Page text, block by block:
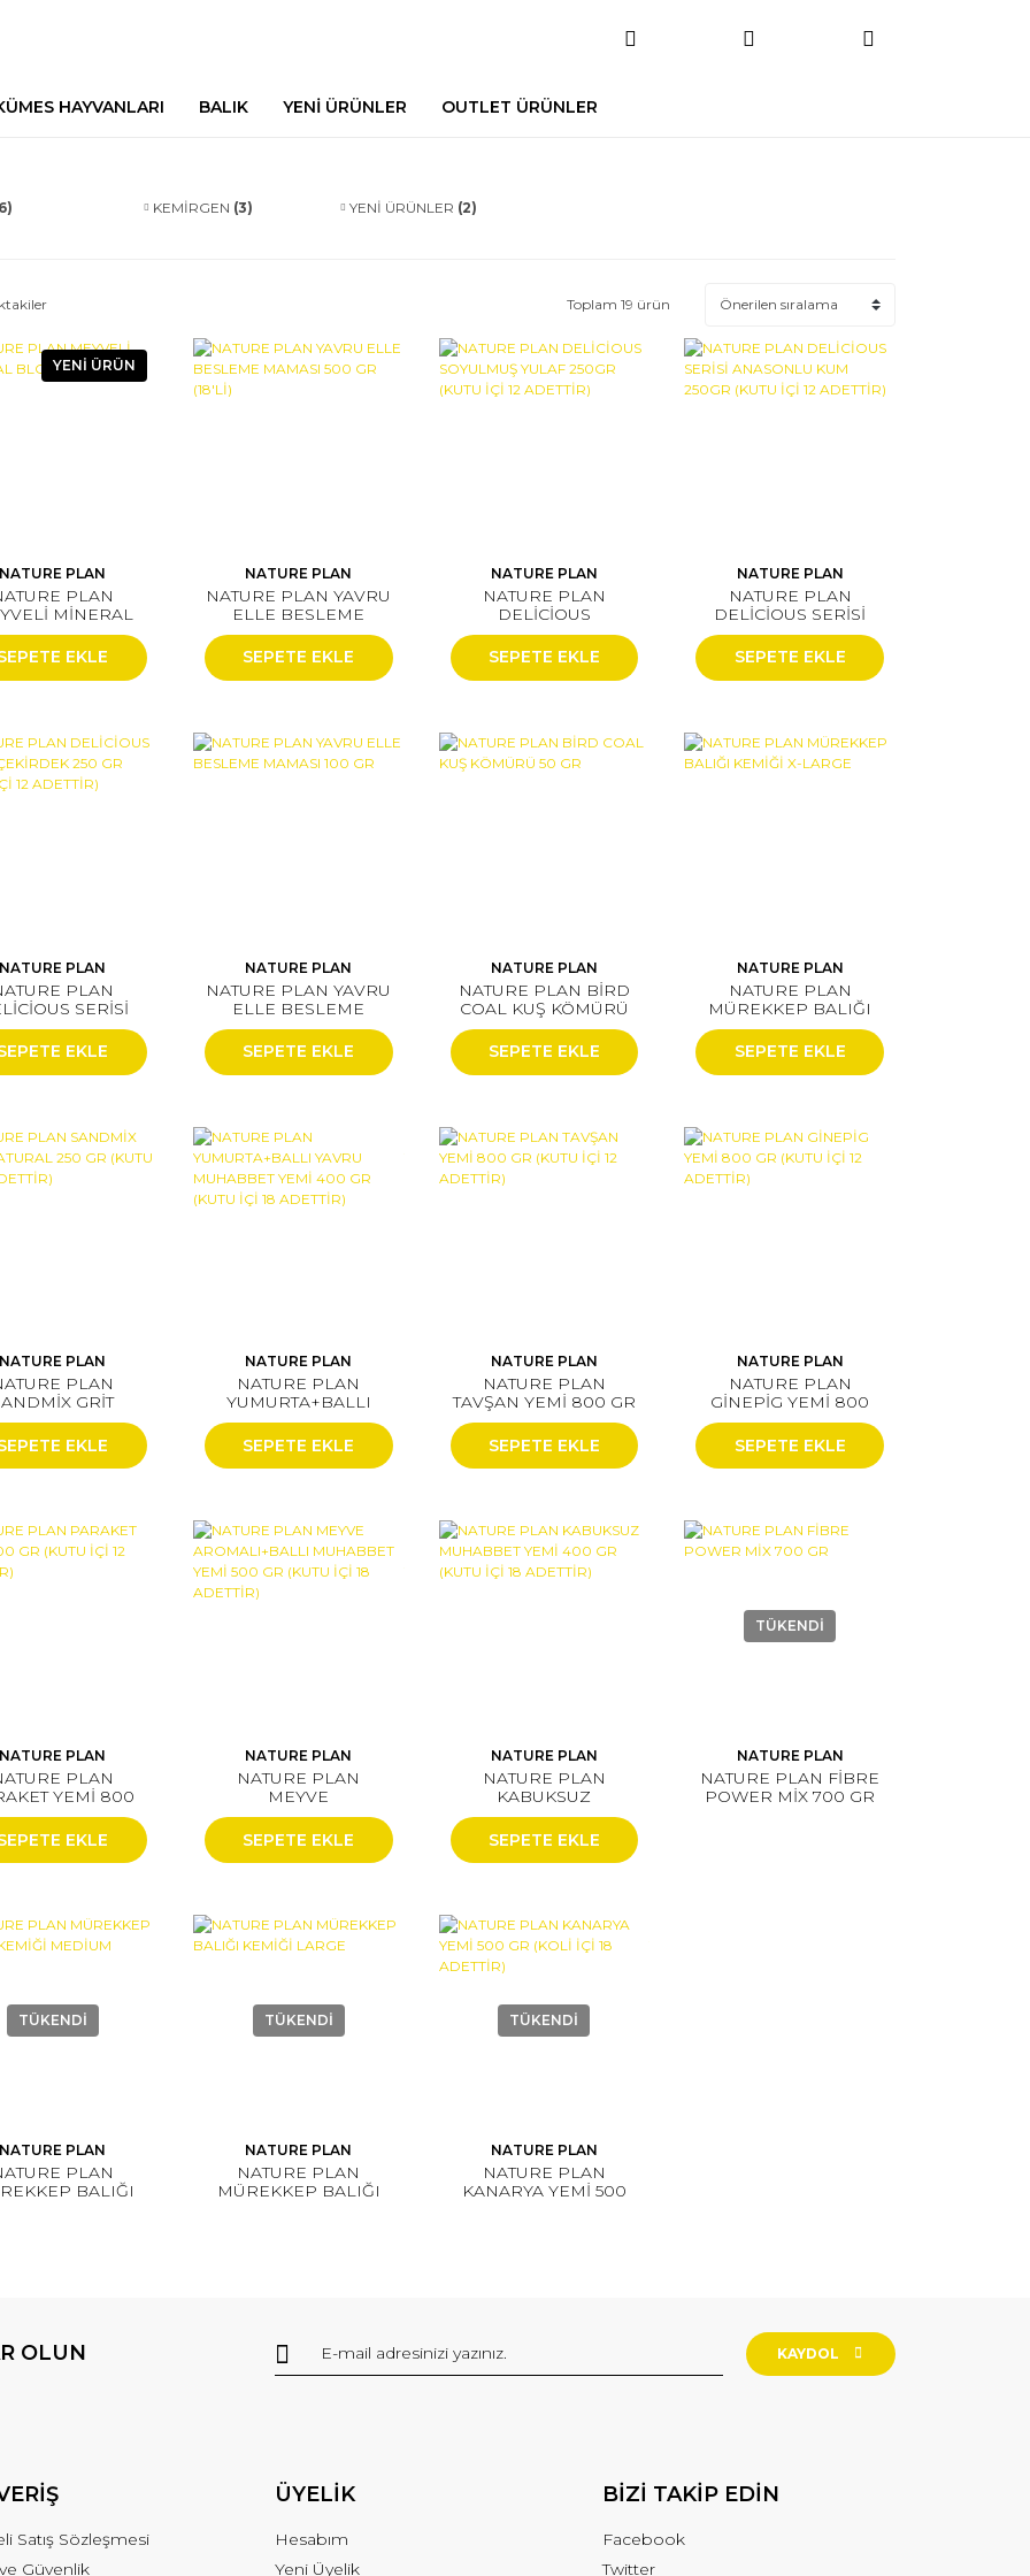
HAYVANLARI BALIK YENİ ÜRÜNLER OUTLET ÜRÜNLER
KEMİRGEN (3) YENİ ÜRÜNLER (2)
Toplam 19 ürün
YENİ ÜRÜN
NATURE PLAN
PLAN
MİNERAL
ALTIGEN (18'Lİ)
EKLE
NATURE PLAN
NATURE PLAN YAVRU
ELLE BESLEME
MAMASI 500 GR (18'Lİ)
SEPETE EKLE
NATURE PLAN
NATURE PLAN
DELİCİOUS
SOYULMUŞ YULAF
250GR (KUTU İÇİ 12
ADETTİR)
SEPETE EKLE
NATURE PLAN
NATURE PLAN
DELİCİOUS SERİSİ
ANASONLU KUM
250GR (KUTU İÇİ 12
ADETTİR)
SEPETE EKLE
NATURE PLAN
PLAN
SERİSİ
250 GR
İÇİ 12 ADETTİR)
EKLE
NATURE PLAN
NATURE PLAN YAVRU
ELLE BESLEME
MAMASI 100 GR
SEPETE EKLE
NATURE PLAN
NATURE PLAN BİRD
COAL KUŞ KÖMÜRÜ
50 GR
SEPETE EKLE
NATURE PLAN
NATURE PLAN
MÜREKKEP BALIĞI
KEMİĞİ X-LARGE
SEPETE EKLE
NATURE PLAN
PLAN
GRİT
250 GR
İÇİ 12 ADETTİR)
EKLE
NATURE PLAN
NATURE PLAN
YUMURTA+BALLI
YAVRU MUHABBET
YEMİ 400 GR (KUTU
İÇİ 18 ADETTİR)
SEPETE EKLE
NATURE PLAN
NATURE PLAN
TAVŞAN YEMİ 800 GR
(KUTU İÇİ 12 ADETTİR)
SEPETE EKLE
NATURE PLAN
NATURE PLAN
GİNEPİG YEMİ 800
GR (KUTU İÇİ 12
ADETTİR)
SEPETE EKLE
NATURE PLAN
PLAN
YEMİ 800
(KUTU İÇİ 12
ADETTİR)
EKLE
NATURE PLAN
NATURE PLAN
MEYVE
AROMALI+BALLI
MUHABBET YEMİ 500
GR (KUTU İÇİ 18
ADETTİR)
SEPETE EKLE
NATURE PLAN
NATURE PLAN
KABUKSUZ
MUHABBET YEMİ 400
GR (KUTU İÇİ 18
ADETTİR)
SEPETE EKLE
TÜKENDİ
NATURE PLAN
NATURE PLAN FİBRE
POWER MİX 700 GR
TÜKENDİ
NATURE PLAN
PLAN
BALIĞI
TÜKENDİ
NATURE PLAN
NATURE PLAN
MÜREKKEP BALIĞI
TÜKENDİ
NATURE PLAN
NATURE PLAN
KANARYA YEMİ 500
OLUN KAYDOL
Satış Sözleşmesi
Güvenlik
ÜYELİK
Hesabım
Yeni Üyelik
BİZİ TAKİP EDİN
Facebook
Twitter